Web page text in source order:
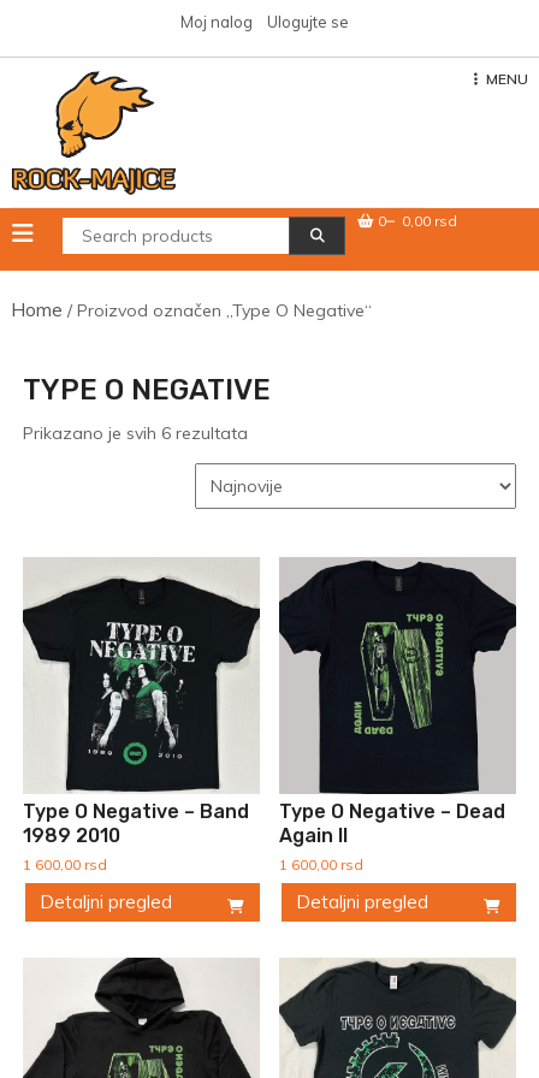
content
Moj nalog Ulogujte se
MENU
0 0,00 rsd
Home / Proizvod označen „Type O Negative“
TYPE O NEGATIVE
Prikazano je svih 6 rezultataSortirano
najnovijem
Type O Negative – Band
1989 2010
1 600,00 rsd
Detaljni pregled
varijanti.
Opcije
Type O Negative – Dead
Again II
1 600,00 rsd
Detaljni pregled
proizvod
ima
više
varijanti.
Opcije